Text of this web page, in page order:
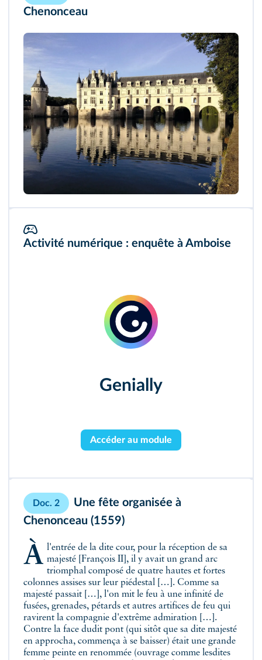
Chenonceau
Activité numérique : enquête à Amboise
Genially
Accéder au module
Doc. 2
Une fête organisée à
Chenonceau (1559)
À l'entrée de la dite cour, pour la réception de sa majesté [François II], il y avait un grand arc
triomphal composé de quatre hautes et fortes
colonnes assises sur leur piédestal […]. Comme sa
majesté passait […], l'on mit le feu à une infinité de
fusées, grenades, pétards et autres artifices de feu qui
ravirent la compagnie d'extrême admiration […].
Contre la face dudit pont (qui sitôt que sa dite majesté
en approcha, commença à se baisser) était une grande
femme peinte en renommée (ouvrage comme lesdites